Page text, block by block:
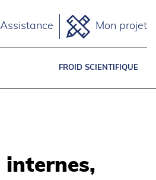
Assistance Mon projet
FROID SCIENTIFIQUE
internes,